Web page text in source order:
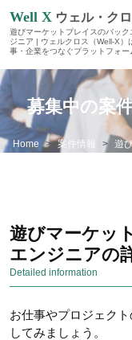
Well X ウェル・ク
遊びマーケットプレイスのバック
ジニア | ウェルクロス（Well-X）
事・企業をつなぐプラットフォー
Home 案件情報 遊
募集中の案
遊びマーケッ
エンジニアの
Detailed information
お仕事やプロジェク
してみましょう。